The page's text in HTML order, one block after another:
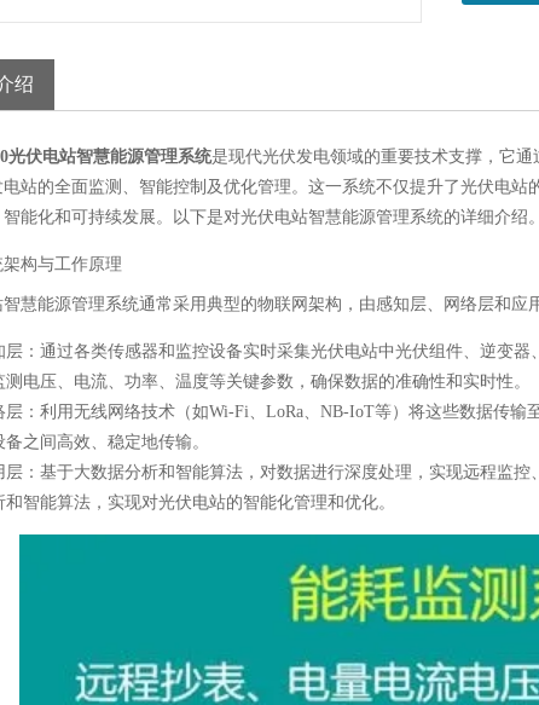
绍
光伏电站智慧能源管理系统是现代光伏发电领域的重要技术支撑，它
站的全面监测、智能控制及优化管理。这一系统不仅提升了光伏电
能化和可持续发展。以下是对光伏电站智慧能源管理系统的详细介绍。
构与工作原理
慧能源管理系统通常采用典型的物联网架构，由感知层、网络层和应
层 ：通过各类传感器和监控设备实时采集光伏电站中光伏组件、逆变
测电压、电流、功率、温度等关键参数，确保数据的准确性和实时性。
层 ：利用无线网络技术（如Wi-Fi、LoRa、NB-IoT等）将这些数据传
备之间高效、稳定地传输。
层 ：基于大数据分析和智能算法，对数据进行深度处理，实现远程监
和智能算法，实现对光伏电站的智能化管理和优化。